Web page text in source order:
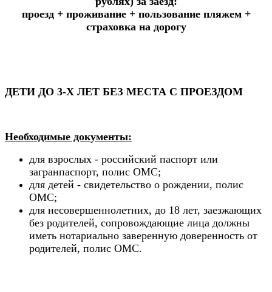
проезд + проживание + пользование пляжем +
страховка на дорогу
ДЕТИ ДО 3-Х ЛЕТ БЕЗ МЕСТА С ПРОЕЗДОМ
Необходимые документы:
для взрослых - российский паспорт или
загранпаспорт, полис ОМС;
для детей - свидетельство о рождении, полис
ОМС;
для несовершеннолетних, до 18 лет, заезжающих
без родителей, сопровождающие лица должны
иметь нотариально заверенную доверенность от
родителей, полис ОМС.